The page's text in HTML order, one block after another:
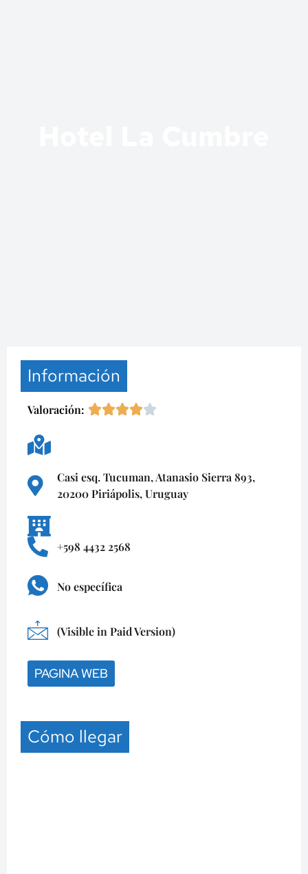
Información
Valoración:
Casi esq. Tucuman, Atanasio Sierra 893,
20200 Piriápolis, Uruguay
+598 4432 2568
No específica
(Visible in Paid Version)
PAGINA WEB
Cómo llegar